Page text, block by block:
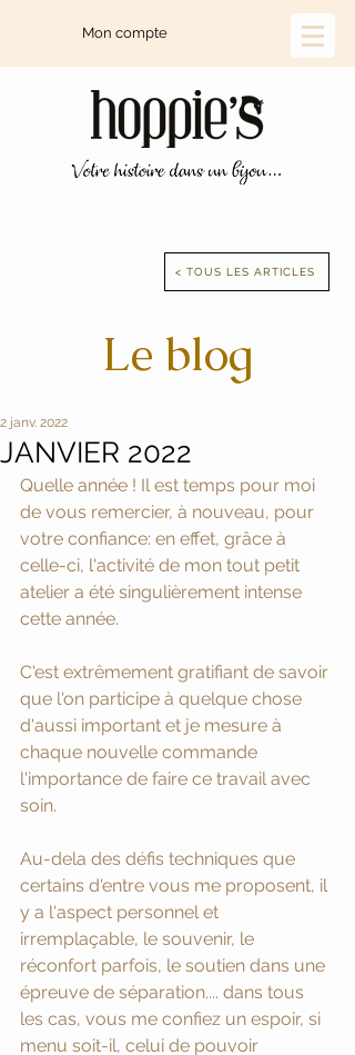
Mon compte
< TOUS LES ARTICLES
Le blog
JANVIER 2022
2 janv. 2022
Quelle année ! Il est temps pour moi
de vous remercier, à nouveau, pour
votre confiance: en effet, grâce à
celle-ci, l'activité de mon tout petit
atelier a été singulièrement intense
cette année.
C'est extrêmement gratifiant de savoir
que l'on participe à quelque chose
d'aussi important et je mesure à
chaque nouvelle commande
l'importance de faire ce travail avec
soin.
Au-dela des défis techniques que
certains d'entre vous me proposent, il
y a l'aspect personnel et
irremplaçable, le souvenir, le
réconfort parfois, le soutien dans une
épreuve de séparation.... dans tous
les cas, vous me confiez un espoir, si
menu soit-il, celui de pouvoir